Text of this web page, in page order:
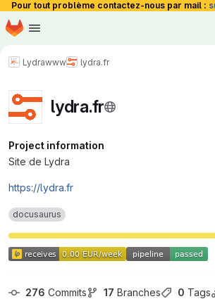
Pour tout problème contactez-nous par mail :
Skip to main content
Homepage
Lydrawww lydra.fr
lydra.fr
Project information
Site de Lydra
https://lydra.fr
docusaurus
276 Commits 17 Branches 0 Tags